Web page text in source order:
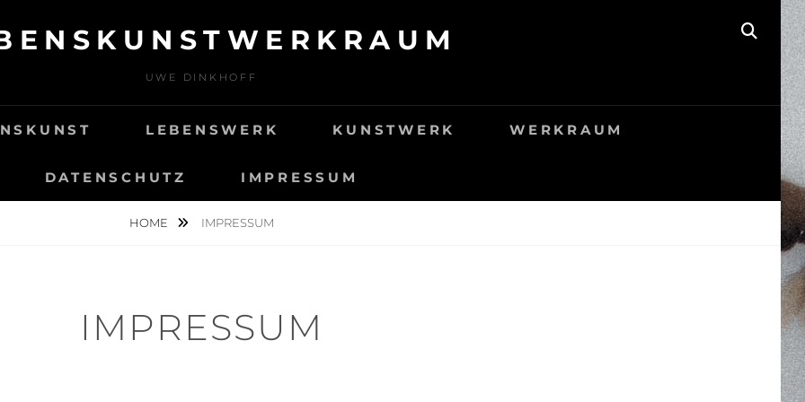
UWE DINKHOFF
LEBENSWERK KUNSTWERK WERKRAUM
DATENSCHUTZ IMPRESSUM
HOME IMPRESSUM
IMPRESSUM